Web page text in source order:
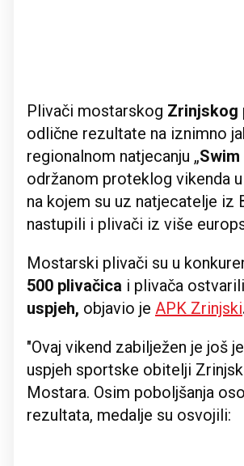
Plivači mostarskog Zrinjskog
odlične rezultate na iznimno
regionalnom natjecanju „Swim
održanom proteklog vikenda
na kojem su uz natjecatelje iz
nastupili i plivači iz više
Mostarski plivači su u
500 plivačica i plivača ostvarili
uspjeh, objavio je APK Zrinjski
"Ovaj vikend zabilježen je još
uspjeh sportske obitelji
Mostara. Osim poboljšanja
rezultata, medalje su osvojili: